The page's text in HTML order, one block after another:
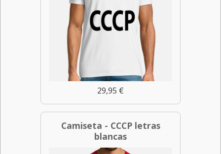
29,95 €
Camiseta - CCCP letras
blancas